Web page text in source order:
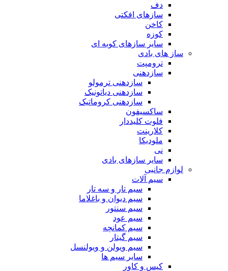
دف
سازهای افکتی
کاخن
کوزه
سایر سازهای کوبه ای
ساز های بادی
ترومپت
سازدهنی
سازدهنی ترمولو
سازدهنی دیاتونیک
سازدهنی کروماتیک
ساکسیفون
فلوت کلیددار
کلارینت
ملودیکا
نی
سایر سازهای بادی
لوازم جانبی
سیم آلات
سیم تار و سه تار
سیم دیوان و باغلاما
سیم سنتور
سیم عود
سیم کمانچه
سیم گیتار
سیم ویولن و ویولنسل
سایر سیم ها
کیس و کاور